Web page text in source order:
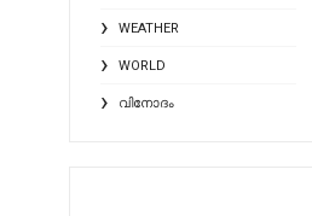
WEATHER
WORLD
വിനോദം